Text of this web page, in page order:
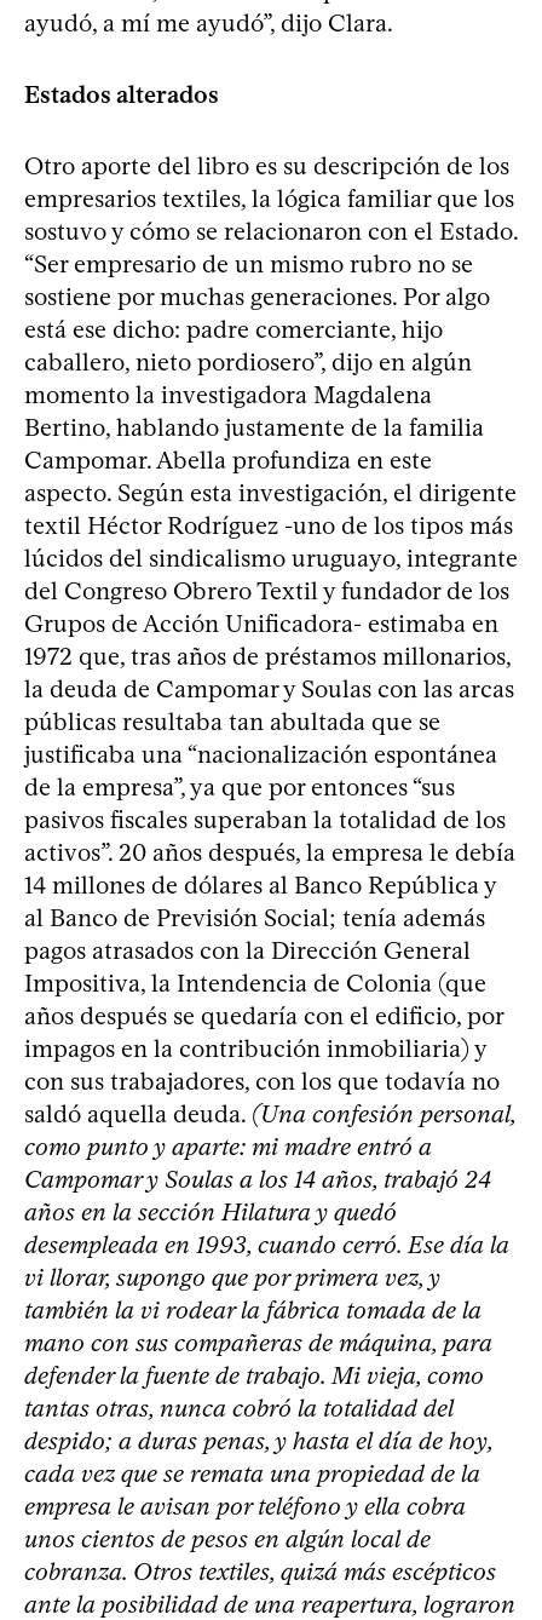
ayudó, a mí me ayudó”, dijo Clara.
Estados alterados
Otro aporte del libro es su descripción de los
empresarios textiles, la lógica familiar que los
sostuvo y cómo se relacionaron con el Estado.
“Ser empresario de un mismo rubro no se
sostiene por muchas generaciones. Por algo
está ese dicho: padre comerciante, hijo
caballero, nieto pordiosero”, dijo en algún
momento la investigadora Magdalena
Bertino, hablando justamente de la familia
Campomar. Abella profundiza en este
aspecto. Según esta investigación, el dirigente
textil Héctor Rodríguez -uno de los tipos más
lúcidos del sindicalismo uruguayo, integrante
del Congreso Obrero Textil y fundador de los
Grupos de Acción Unificadora- estimaba en
1972 que, tras años de préstamos millonarios,
la deuda de Campomar y Soulas con las arcas
públicas resultaba tan abultada que se
justificaba una “nacionalización espontánea
de la empresa”, ya que por entonces “sus
pasivos fiscales superaban la totalidad de los
activos”. 20 años después, la empresa le debía
14 millones de dólares al Banco República y
al Banco de Previsión Social; tenía además
pagos atrasados con la Dirección General
Impositiva, la Intendencia de Colonia (que
años después se quedaría con el edificio, por
impagos en la contribución inmobiliaria) y
con sus trabajadores, con los que todavía no
saldó aquella deuda. (Una confesión personal,
como punto y aparte: mi madre entró a
Campomar y Soulas a los 14 años, trabajó 24
años en la sección Hilatura y quedó
desempleada en 1993, cuando cerró. Ese día la
vi llorar, supongo que por primera vez, y
también la vi rodear la fábrica tomada de la
mano con sus compañeras de máquina, para
defender la fuente de trabajo. Mi vieja, como
tantas otras, nunca cobró la totalidad del
despido; a duras penas, y hasta el día de hoy,
cada vez que se remata una propiedad de la
empresa le avisan por teléfono y ella cobra
unos cientos de pesos en algún local de
cobranza. Otros textiles, quizá más escépticos
ante la posibilidad de una reapertura, lograron